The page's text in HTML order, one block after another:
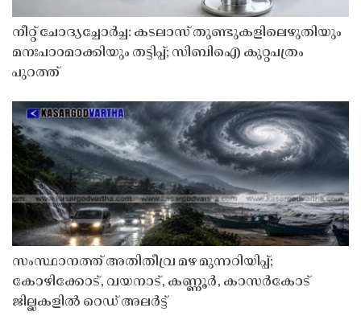
നീറ്റ് ചോദ്യച്ചോർച്ച: കടലാസ് തുണ്ടുകളിലെഴുതിയും
മനഃപാഠമാക്കിയും തട്ടിപ്പ്; സിബിഐ കുറ്റപത്രം
പുറത്ത്
സംസ്ഥാനത്ത് അതിതീവ്ര മഴ മുന്നറിയിപ്പ്;
കോഴിക്കോട്, വയനാട്, കണ്ണൂർ, കാസർകോട്
ജില്ലകളിൽ റെഡ് അലർട്ട്